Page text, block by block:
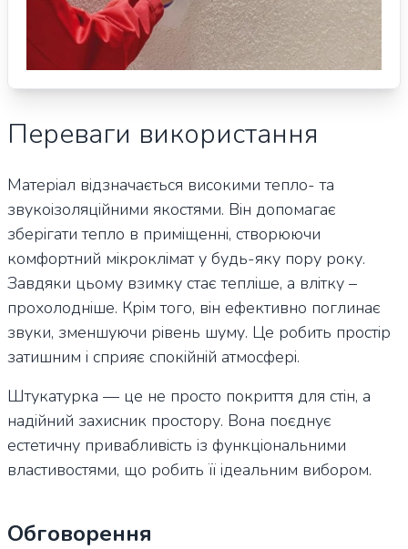
Переваги використання
Матеріал відзначається високими тепло- та
звукоізоляційними якостями. Він допомагає
зберігати тепло в приміщенні, створюючи
комфортний мікроклімат у будь-яку пору року.
Завдяки цьому взимку стає тепліше, а влітку –
прохолодніше. Крім того, він ефективно поглинає
звуки, зменшуючи рівень шуму. Це робить простір
затишним і сприяє спокійній атмосфері.
Штукатурка — це не просто покриття для стін, а
надійний захисник простору. Вона поєднує
естетичну привабливість із функціональними
властивостями, що робить її ідеальним вибором.
Обговорення